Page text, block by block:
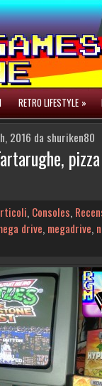
RETRO LIFESTYLE »
2016 da shuriken80
, Consoles,
drive, megadrive,